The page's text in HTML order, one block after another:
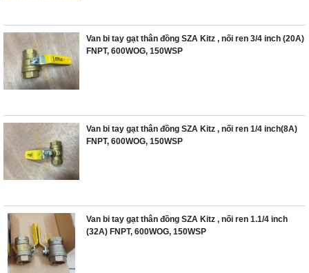
Van bi tay gạt thân đồng SZA Kitz , nối ren 3/4 inch (20A)
FNPT, 600WOG, 150WSP
Van bi tay gạt thân đồng SZA Kitz , nối ren 1/4 inch(8A)
FNPT, 600WOG, 150WSP
Van bi tay gạt thân đồng SZA Kitz , nối ren 1.1/4 inch
(32A) FNPT, 600WOG, 150WSP